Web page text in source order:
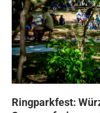
Ringparkfest: